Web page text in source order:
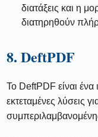
διατάξεις και η
διατηρηθούν
8. DeftPDF
Το DeftPDF είναι ένα
εκτεταμένες λύσεις